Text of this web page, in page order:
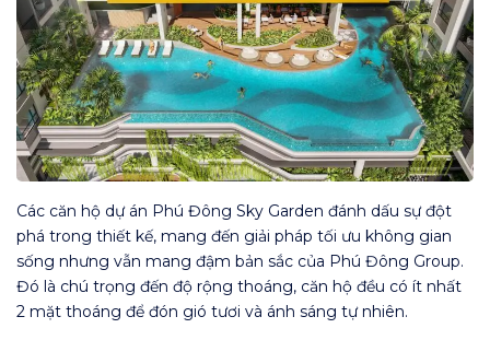
Các căn hộ dự án Phú Đông Sky Garden đánh dấu sự đột
phá trong thiết kế, mang đến giải pháp tối ưu không gian
sống nhưng vẫn mang đậm bản sắc của Phú Đông Group.
Đó là chú trọng đến độ rộng thoáng, căn hộ đều có ít nhất
2 mặt thoáng để đón gió tươi và ánh sáng tự nhiên.